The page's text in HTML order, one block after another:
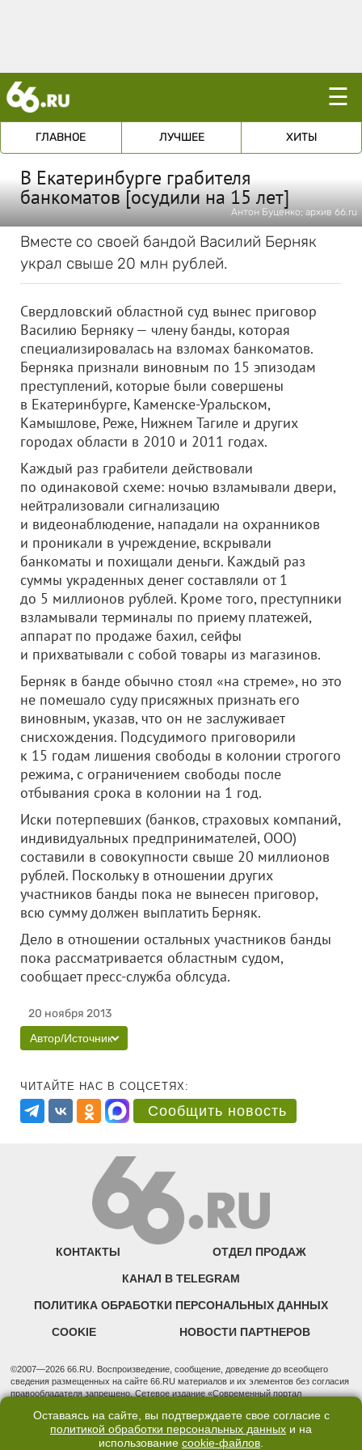
☰
ГЛАВНОЕ ЛУЧШЕЕ ХИТЫ
В Екатеринбурге грабителя
банкоматов [осудили на 15 лет]
Антон Буценко; архив 66.ru
Вместе со своей бандой Василий Берняк
украл свыше 20 млн рублей.
Свердловский областной суд вынес приговор
Василию Берняку — члену банды, которая
специализировалась на взломах банкоматов.
Берняка признали виновным по 15 эпизодам
преступлений, которые были совершены
в Екатеринбурге, Каменске-Уральском,
Камышлове, Реже, Нижнем Тагиле и других
городах области в 2010 и 2011 годах.
Каждый раз грабители действовали
по одинаковой схеме: ночью взламывали двери,
нейтрализовали сигнализацию
и видеонаблюдение, нападали на охранников
и проникали в учреждение, вскрывали
банкоматы и похищали деньги. Каждый раз
суммы украденных денег составляли от 1
до 5 миллионов рублей. Кроме того, преступники
взламывали терминалы по приему платежей,
аппарат по продаже бахил, сейфы
и прихватывали с собой товары из магазинов.
Берняк в банде обычно стоял «на стреме», но это
не помешало суду присяжных признать его
виновным, указав, что он не заслуживает
снисхождения. Подсудимого приговорили
к 15 годам лишения свободы в колонии строгого
режима, с ограничением свободы после
отбывания срока в колонии на 1 год.
Иски потерпевших (банков, страховых компаний,
индивидуальных предпринимателей, ООО)
составили в совокупности свыше 20 миллионов
рублей. Поскольку в отношении других
участников банды пока не вынесен приговор,
всю сумму должен выплатить Берняк.
Дело в отношении остальных участников банды
пока рассматривается областным судом,
сообщает пресс-служба облсуда.
20 ноября 2013
Автор/Источник
ЧИТАЙТЕ НАС В СОЦСЕТЯХ:
Сообщить новость
КОНТАКТЫ ОТДЕЛ ПРОДАЖ
КАНАЛ В TELEGRAM
ПОЛИТИКА ОБРАБОТКИ ПЕРСОНАЛЬНЫХ ДАННЫХ
COOKIE НОВОСТИ ПАРТНЕРОВ
©2007—2026 66.RU. Воспроизведение, сообщение, доведение до всеобщего
сведения размещенных на сайте 66.RU материалов и их элементов без согласия
правообладателя запрещено. Сетевое издание «Современный портал
надзору в сфере связи, информационных технологий и массовых коммуникаций
(Роскомнадзор). Регистрационный номер ЭЛ № ФС 77 - 76634 от 02.09.2019
Учредитель: Общество с ограниченной ответственностью "66.ру". Юридический
Оставаясь на сайте, вы подтверждаете свое согласие с
политикой обработки персональных данных и на
использование cookie-файлов.